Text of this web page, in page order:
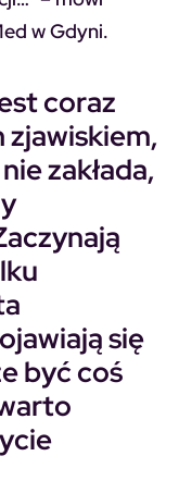
w Gdyni.
coraz
zakłada,
się
być coś